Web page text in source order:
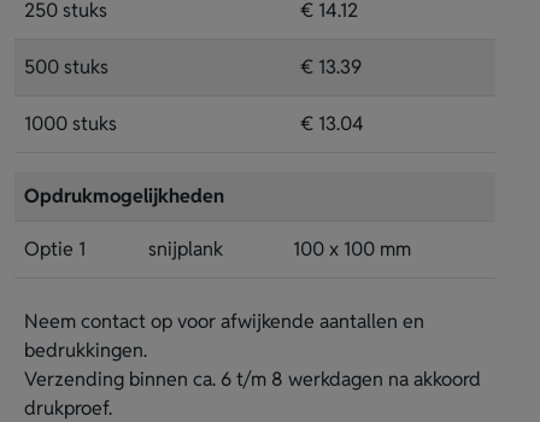
250 stuks € 14.12
500 stuks € 13.39
1000 stuks € 13.04
Opdrukmogelijkheden
Optie 1 snijplank 100 x 100 mm
Neem contact op voor afwijkende aantallen en
bedrukkingen.
Verzending binnen ca. 6 t/m 8 werkdagen na akkoord
drukproef.